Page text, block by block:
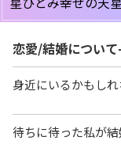
恋愛/結婚につい
身近にいるかもし
待ちに待った私が